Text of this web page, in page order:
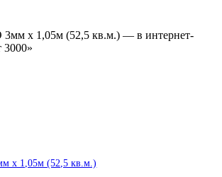
х 1,05м (52,5 кв.м.)